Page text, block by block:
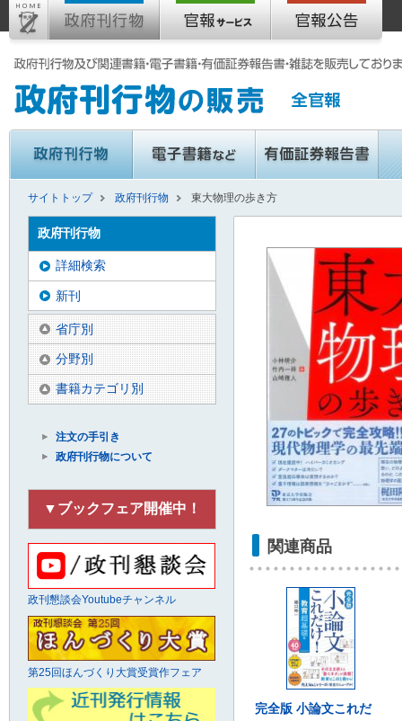
サイトトップ 政府刊行物 東大物理の歩き方
関連商品
完全版 小論文これだ
政府刊行物
詳細検索
新刊
省庁別
分野別
書籍カテゴリ別
注文の手引き
政府刊行物について
▼ブックフェア開催中！
政刊懇談会Youtubeチャンネル
第25回ほんづくり大賞受賞作フェア